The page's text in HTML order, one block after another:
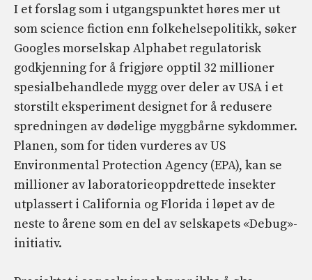
I et forslag som i utgangspunktet høres mer ut
som science fiction enn folkehelsepolitikk, søker
Googles morselskap Alphabet regulatorisk
godkjenning for å frigjøre opptil 32 millioner
spesialbehandlede mygg over deler av USA i et
storstilt eksperiment designet for å redusere
spredningen av dødelige myggbårne sykdommer.
Planen, som for tiden vurderes av US
Environmental Protection Agency (EPA), kan se
millioner av laboratorieoppdrettede insekter
utplassert i California og Florida i løpet av de
neste to årene som en del av selskapets «Debug»-
initiativ.